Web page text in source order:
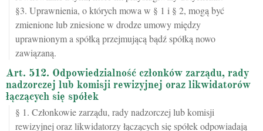
§3. Uprawnienia, o których mowa w § 1 i § 2, mogą być
zmienione lub zniesione w drodze umowy między
uprawnionym a spółką przejmującą bądź spółką nowo
zawiązaną.
Art. 512. Odpowiedzialność członków zarządu, rady
nadzorczej lub komisji rewizyjnej oraz likwidatorów
łączących się spółek
§ 1. Członkowie zarządu, rady nadzorczej lub komisji
rewizyjnej oraz likwidatorzy łączących się spółek odpowiadają